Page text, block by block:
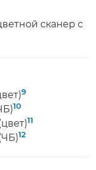
сканер с
9
10
11
12